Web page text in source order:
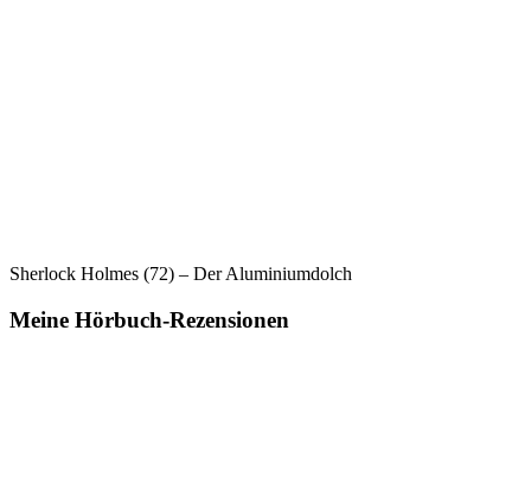
Sherlock Holmes (72) – Der Aluminiumdolch
Meine Hörbuch-Rezensionen